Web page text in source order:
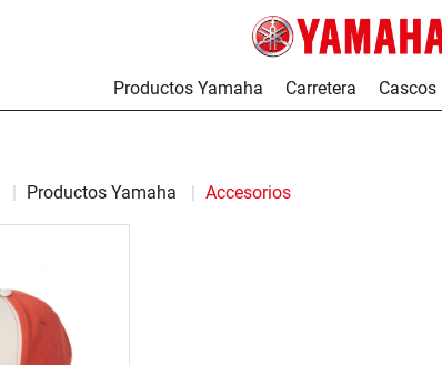
Productos Yamaha Carretera Cascos
Productos Yamaha Accesorios